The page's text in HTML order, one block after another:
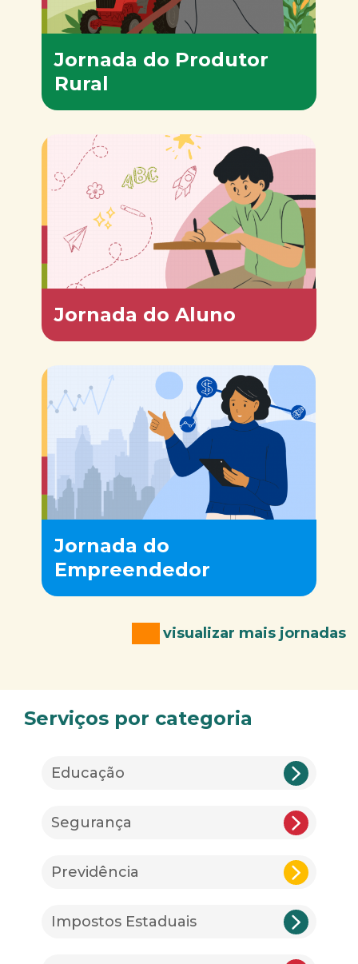
Jornada do Produtor
Rural
Jornada do Aluno
Jornada do
Empreendedor
visualizar mais jornadas
Serviços por categoria
Educação
Segurança
Previdência
Impostos Estaduais